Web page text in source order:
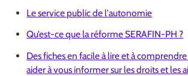
Le service public de l'autonomie
Qu’est-ce que la réforme SERAFIN-PH ?
Des fiches en facile à lire et à
aider à vous informer sur les droits et les